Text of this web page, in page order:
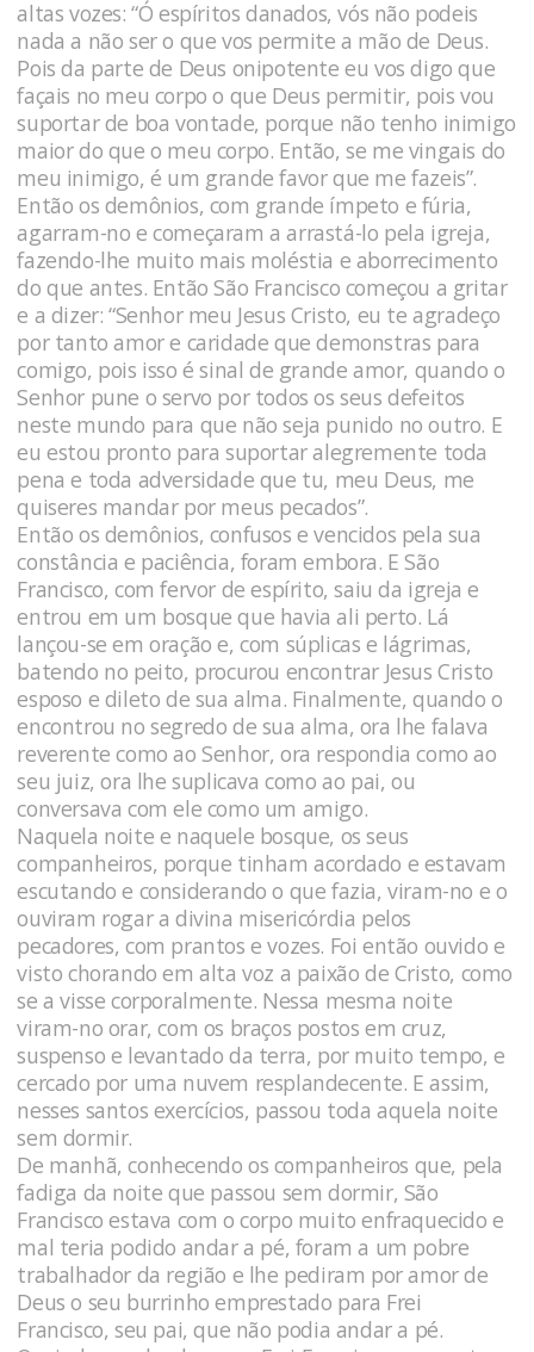
altas vozes: “Ó espíritos danados, vós não podeis
nada a não ser o que vos permite a mão de Deus.
Pois da parte de Deus onipotente eu vos digo que
façais no meu corpo o que Deus permitir, pois vou
suportar de boa vontade, porque não tenho inimigo
maior do que o meu corpo. Então, se me vingais do
meu inimigo, é um grande favor que me fazeis”.
Então os demônios, com grande ímpeto e fúria,
agarram-no e começaram a arrastá-lo pela igreja,
fazendo-lhe muito mais moléstia e aborrecimento
do que antes. Então São Francisco começou a gritar
e a dizer: “Senhor meu Jesus Cristo, eu te agradeço
por tanto amor e caridade que demonstras para
comigo, pois isso é sinal de grande amor, quando o
Senhor pune o servo por todos os seus defeitos
neste mundo para que não seja punido no outro. E
eu estou pronto para suportar alegremente toda
pena e toda adversidade que tu, meu Deus, me
quiseres mandar por meus pecados”.
Então os demônios, confusos e vencidos pela sua
constância e paciência, foram embora. E São
Francisco, com fervor de espírito, saiu da igreja e
entrou em um bosque que havia ali perto. Lá
lançou-se em oração e, com súplicas e lágrimas,
batendo no peito, procurou encontrar Jesus Cristo
esposo e dileto de sua alma. Finalmente, quando o
encontrou no segredo de sua alma, ora lhe falava
reverente como ao Senhor, ora respondia como ao
seu juiz, ora lhe suplicava como ao pai, ou
conversava com ele como um amigo.
Naquela noite e naquele bosque, os seus
companheiros, porque tinham acordado e estavam
escutando e considerando o que fazia, viram-no e o
ouviram rogar a divina misericórdia pelos
pecadores, com prantos e vozes. Foi então ouvido e
visto chorando em alta voz a paixão de Cristo, como
se a visse corporalmente. Nessa mesma noite
viram-no orar, com os braços postos em cruz,
suspenso e levantado da terra, por muito tempo, e
cercado por uma nuvem resplandecente. E assim,
nesses santos exercícios, passou toda aquela noite
sem dormir.
De manhã, conhecendo os companheiros que, pela
fadiga da noite que passou sem dormir, São
Francisco estava com o corpo muito enfraquecido e
mal teria podido andar a pé, foram a um pobre
trabalhador da região e lhe pediram por amor de
Deus o seu burrinho emprestado para Frei
Francisco, seu pai, que não podia andar a pé.